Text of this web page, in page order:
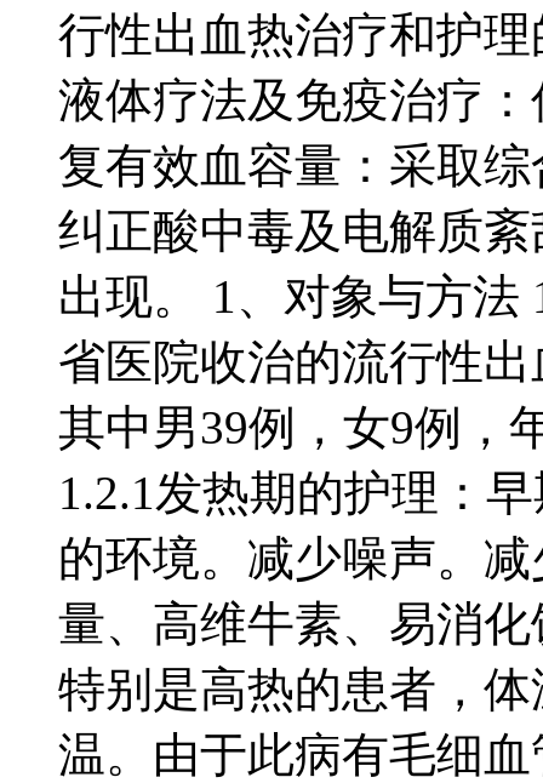
行性出血热治疗和护
液体疗法及免疫治疗
复有效血容量：采取
纠正酸中毒及电解质
出现。 1、对象与方法
省医院收治的流行性
其中男39例，女9例，
1.2.1发热期的护理：
的环境。减少噪声。
量、高维牛素、易消
特别是高热的患者，
温。由于此病有毛细